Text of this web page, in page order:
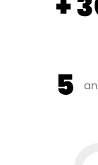
5